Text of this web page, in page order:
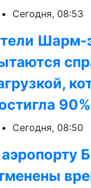
Сегодня, 08:53
Шарм-
90%
Сегодня, 08:50